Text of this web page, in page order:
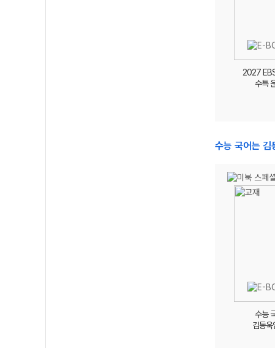
2027
수특
수능 국어는 김
수능
김동욱